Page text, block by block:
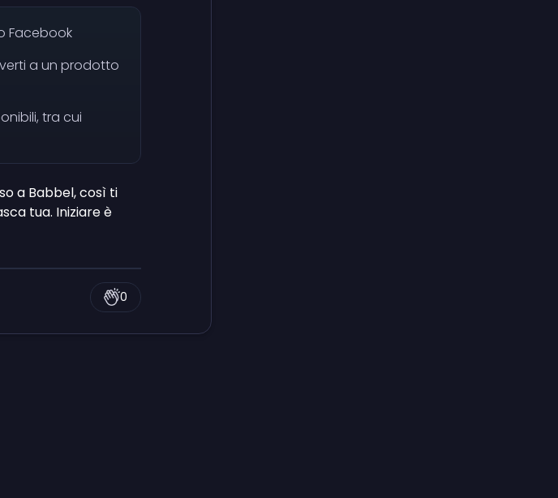
Facebook
a un prodotto
tra cui
a Babbel, così ti
tua. Iniziare è
0